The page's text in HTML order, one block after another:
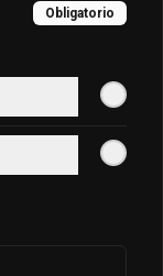
Obligatorio